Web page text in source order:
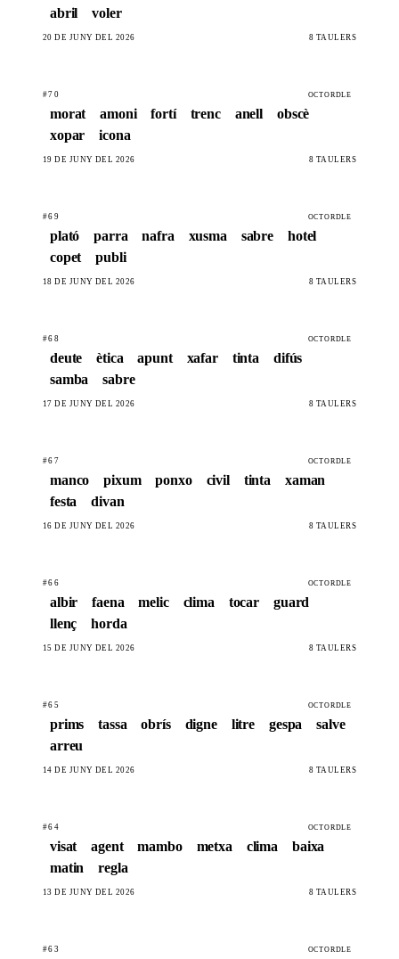
abril
voler
20 DE JUNY DEL 2026 8 TAULERS
#70 OCTORDLE
morat amoni fortí trenc anell
obscè
xopar
icona
19 DE JUNY DEL 2026 8 TAULERS
#69 OCTORDLE
plató parra nafra xusma sabre
hotel
copet
publi
18 DE JUNY DEL 2026 8 TAULERS
#68 OCTORDLE
deute ètica apunt xafar tinta
difús
samba
sabre
17 DE JUNY DEL 2026 8 TAULERS
#67 OCTORDLE
manco pixum ponxo civil tinta
xaman
festa
divan
16 DE JUNY DEL 2026 8 TAULERS
#66 OCTORDLE
albir faena melic clima tocar
guard
llenç
horda
15 DE JUNY DEL 2026 8 TAULERS
#65 OCTORDLE
prims tassa obrís digne litre gespa
salve
arreu
14 DE JUNY DEL 2026 8 TAULERS
#64 OCTORDLE
visat agent mambo metxa clima
baixa
matin
regla
13 DE JUNY DEL 2026 8 TAULERS
#63 OCTORDLE